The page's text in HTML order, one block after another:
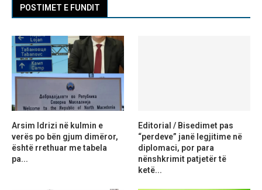
POSTIMET E FUNDIT
Arsim Idrizi në kulmin e
verës po bën gjum dimëror,
është rrethuar me tabela
pa...
Editorial / Bisedimet pas
“perdeve” janë legjitime në
diplomaci, por para
nënshkrimit patjetër të
ketë...